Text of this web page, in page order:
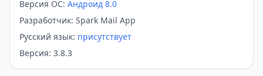
Версия ОС: Андроид 8.0
Разработчик: Spark Mail App
Русский язык: присутствует
Версия: 3.8.3